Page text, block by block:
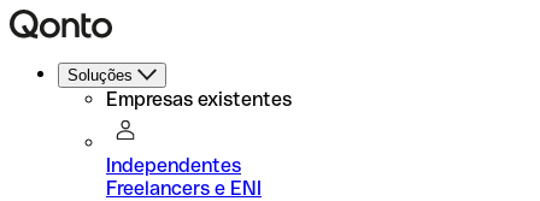
Soluções
Empresas existentes
Independentes
Freelancers e ENI